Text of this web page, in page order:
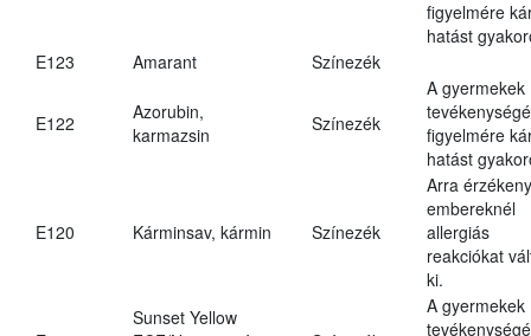
figyelmére
hatást
E123
Amarant Színezék
E122
Azorubin,
karmazsin
Színezék
A gyermekek
figyelmére
hatást
E120 Kárminsav, kármin Színezék
Arra érzékeny
embereknél
allergiás
reakciókat
ki.
Sunset Yellow
A gyermekek